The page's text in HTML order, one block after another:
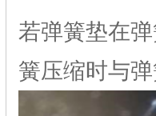
若弹簧垫在
簧压缩时与